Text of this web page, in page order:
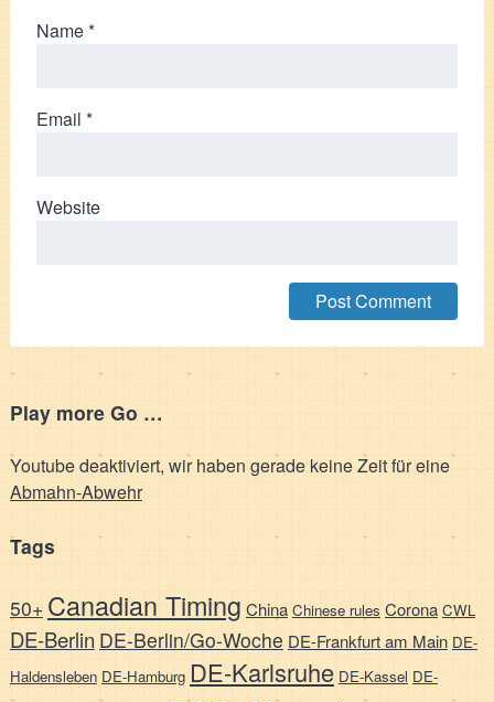
Name*
Email *
Website
Play more Go …
Youtube deaktiviert, wir haben gerade keine Zeit für eine
Abmahn-Abwehr
Tags
50+ Canadian Timing China Chinese rules Corona CWL
DE-Berlin DE-Berlin/Go-Woche DE-Frankfurt am Main DE-
Haldensleben DE-Hamburg DE-Karlsruhe DE-Kassel DE-